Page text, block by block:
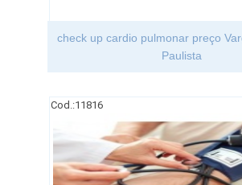
check up cardio pulmonar preço
Paulista
Cod.:11816